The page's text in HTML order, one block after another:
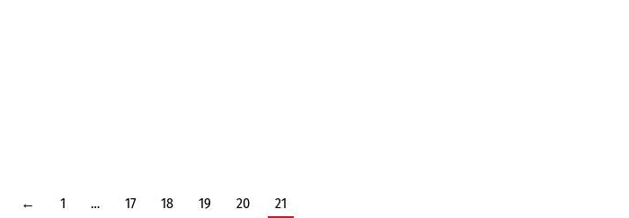
← 1 … 17 18 19 20 21